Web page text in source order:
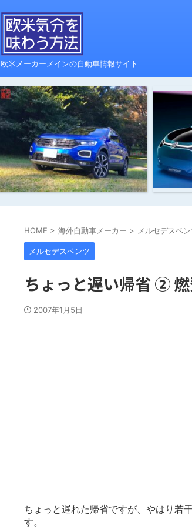
欧米メーカーメインの自動車情報サイト
HOME > 海外自動車メーカー > メルセデスベ
メルセデスベンツ
ちょっと遅い帰省 ②
2007年1月5日
ちょっと遅れた帰省ですが、やはり若
す。